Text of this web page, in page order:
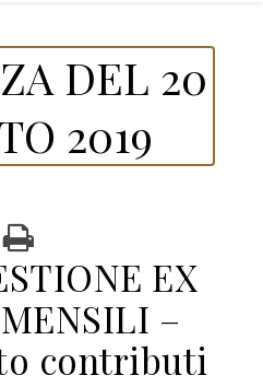
DEL 20
2019
EX
–
contributi